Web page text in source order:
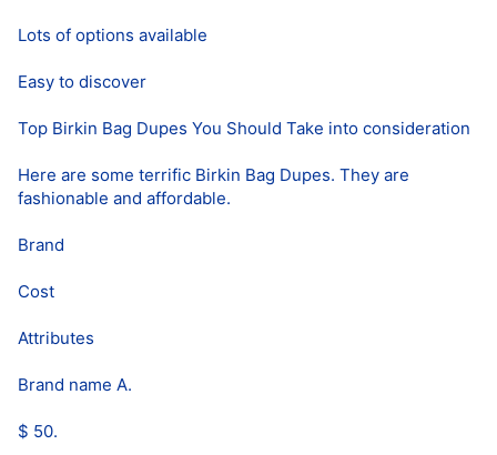
Lots of options available
Easy to discover
Top Birkin Bag Dupes You Should Take into consideration
Here are some terrific Birkin Bag Dupes. They are
fashionable and affordable.
Brand
Cost
Attributes
Brand name A.
$ 50.